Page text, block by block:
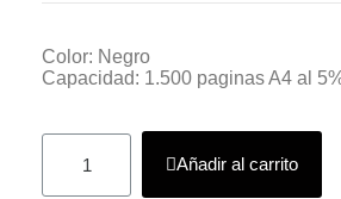
Color: Negro
Capacidad: 1.500 paginas A4 al
Añadir al carrito